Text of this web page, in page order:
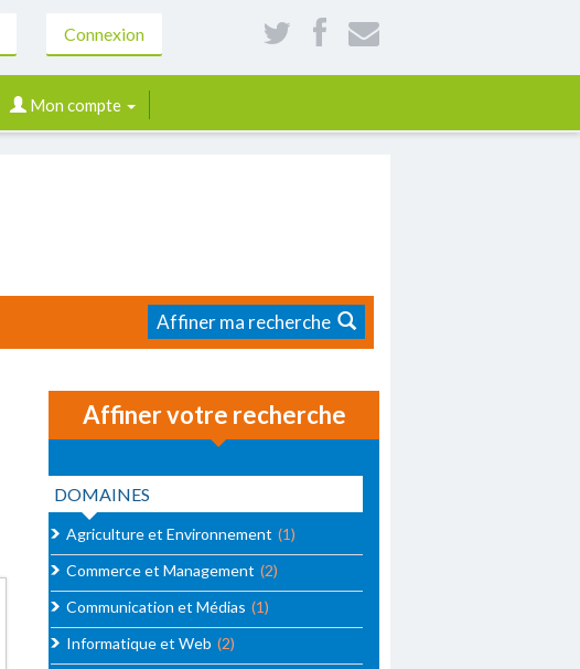
Connexion
Mon compte
Affiner ma recherche
Affiner votre recherche
DOMAINES
Agriculture et Environnement (1)
Commerce et Management (2)
Communication et Médias (1)
Informatique et Web (2)